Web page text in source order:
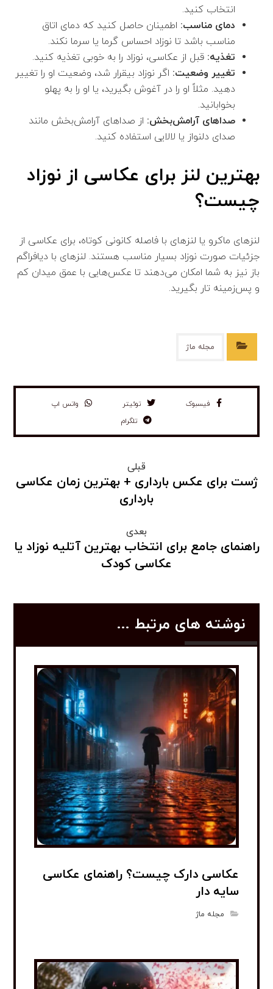
انتخاب کنید.
دمای مناسب: اطمینان حاصل کنید که دمای اتاق
مناسب باشد تا نوزاد احساس گرما یا سرما نکند.
تغذیه: قبل از عکاسی، نوزاد را به خوبی تغذیه کنید.
تغییر وضعیت: اگر نوزاد بیقرار شد، وضعیت او را تغییر
دهید. مثلاً او را در آغوش بگیرید، یا او را به پهلو
بخوابانید.
صداهای آرامش‌بخش: از صداهای آرامش‌بخش مانند
صدای دلنواز یا لالایی استفاده کنید.
بهترین لنز برای عکاسی از نوزاد
چیست؟
لنزهای ماکرو یا لنزهای با فاصله کانونی کوتاه، برای عکاسی از
جزئیات صورت نوزاد بسیار مناسب هستند. لنزهای با دیافراگم
باز نیز به شما امکان می‌دهند تا عکس‌هایی با عمق میدان کم
و پس‌زمینه تار بگیرید.
مجله ماژ
فیسبوک توئیتر
واتس اپ
تلگرام
قبلی
ژست برای عکس بارداری + بهترین زمان عکاسی
بارداری
بعدی
راهنمای جامع برای انتخاب بهترین آتلیه نوزاد یا
عکاسی کودک
نوشته های مرتبط ...
عکاسی دارک چیست؟ راهنمای عکاسی
سایه دار
مجله ماژ